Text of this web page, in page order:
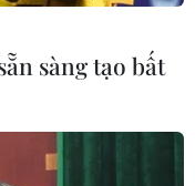
sàng tạo bất